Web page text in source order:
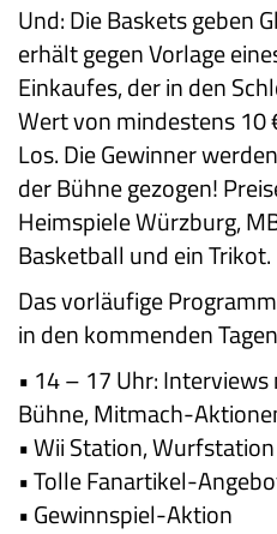
Und: Die Baskets geben
erhält gegen Vorlage
Einkaufes, der in den
Wert von mindestens 10
Los. Die Gewinner
der Bühne gezogen!
Heimspiele Würzburg,
Basketball und ein Trikot.
Das vorläufige
in den kommenden
• 14 – 17 Uhr:
Bühne, Mitmach-
• Wii Station, Wurfstation
• Tolle Fanartikel-
• Gewinnspiel-Aktion